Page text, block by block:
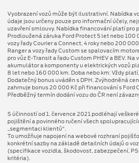
Vyobrazení vozů může být ilustrativní. Nabídka
údaje jsou určeny pouze pro informační účely,
uzavření smlouvy. Nabídka financování platí pro
Prodloužená záruka Ford Protect 5 let nebo 100
vozy řady Courier a Connect, 4 roky nebo 200
Ranger a vozy řady Custom se spalovacím
pro vůz E-Transit a řadu Custom PHEV a BEV.
akumulátor a komponenty u elektrických vozů
8 let nebo 160 000 km. Doba nebo km: Vždy
Dodatečný bonus uváděn s DPH. Zvýhodněná
zahrnuje bonus 20 000 Kč při financování s Ford
Předběžný termín dodání vozu do ČR není
S účinností od 1. července 2021 podléhají
pojištění a povinného ručení všech
„segmentaci klientů“.
To umožňuje napojení na webové rozhraní
konkrétní sazby na základě detailních údajů o
(specifikace vozidla, škodovost, zabezpečení,
kritéria).